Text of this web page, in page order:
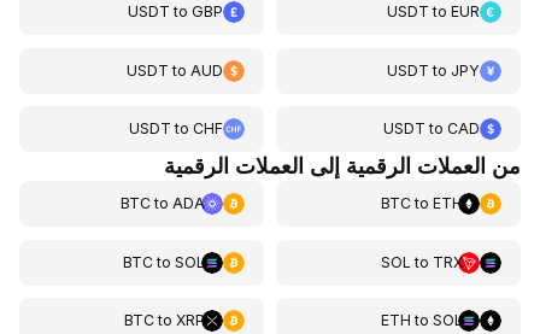
USDT toEUR
USDT toGBP
USDT toJPY
USDT to AUD
USDT toCAD
USDT toCHF
من العملات الرقمية إلى العملات الرقمية
BTCtoETH
BTCtoADA
SOL to TRX
BTCtoSOL
ETH toSOL
BTCtoXRP